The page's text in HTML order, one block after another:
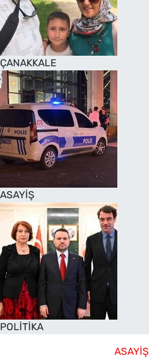
ÇANAKKALE
ASAYİŞ
POLİTİKA
ASAYİŞ
SAĞLIK
TV REHBERİ